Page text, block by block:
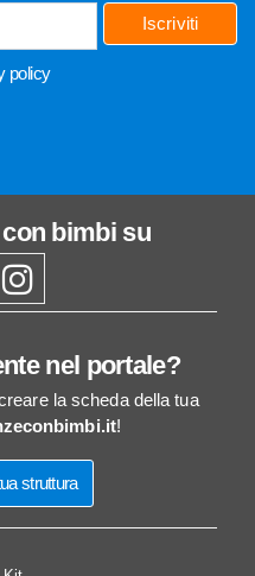
policy
Iscriviti
bimbi su
nel portale?
la scheda della tua
!
struttura